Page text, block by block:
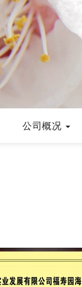
公司概况